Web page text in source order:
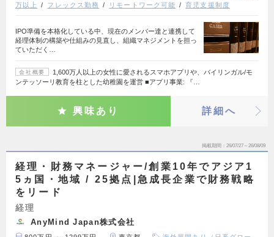
万以上
フレックス勤務 リモートワーク可能 育児支援制度
IPO準備を本格化している中、現在のメンバー達と連携して
経理体制の構築や仕組みの見直し、組織マネジメントを担っ
ていただく…
会社概要
1,600万人以上の女性に愛されるスマホアプリや、バイリンガル/モ
ンテッソーリ教育を柱とした幼稚園を運営 ■アプリ事業: 『…
興味あり 詳細へ
掲載期間 26/07/27～26/08/09
経理・財務マネージャー/創業10年でアジア1
5ヵ国・地域 / 25拠点|急成長企業で財務戦略
をリード
経理
AnyMind Japan株式会社